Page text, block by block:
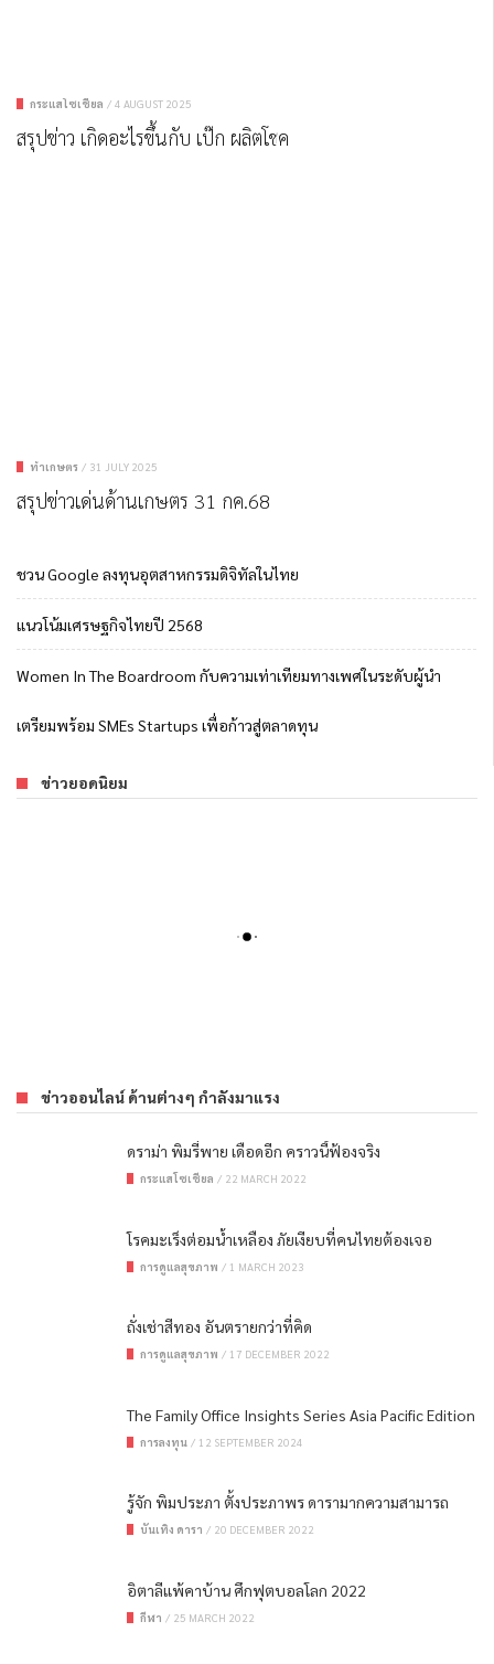
กระแสโซเชียล / 4 AUGUST 2025
สรุปข่าว เกิดอะไรขึ้นกับ เป๊ก ผลิตโชค
ทำเกษตร / 31 JULY 2025
สรุปข่าวเด่นด้านเกษตร 31 กค.68
ชวน Google ลงทุนอุตสาหกรรมดิจิทัลในไทย
แนวโน้มเศรษฐกิจไทยปี 2568
Women In The Boardroom กับความเท่าเทียมทางเพศในระดับผู้นำ
เตรียมพร้อม SMEs Startups เพื่อก้าวสู่ตลาดทุน
ข่าวยอดนิยม
ข่าวออนไลน์ ด้านต่างๆ กำลังมาแรง
ดราม่า พิมรี่พาย เดือดอีก คราวนี้ฟ้องจริง
กระแสโซเชียล / 22 MARCH 2022
โรคมะเร็งต่อมน้ำเหลือง ภัยเงียบที่คนไทยต้องเจอ
การดูแลสุขภาพ / 1 MARCH 2023
ถั่งเช่าสีทอง อันตรายกว่าที่คิด
การดูแลสุขภาพ / 17 DECEMBER 2022
The Family Office Insights Series Asia Pacific Edition
การลงทุน / 12 SEPTEMBER 2024
รู้จัก พิมประภา ตั้งประภาพร ดารามากความสามารถ
บันเทิง ดารา / 20 DECEMBER 2022
อิตาลีแพ้คาบ้าน ศึกฟุตบอลโลก 2022
กีฬา / 25 MARCH 2022